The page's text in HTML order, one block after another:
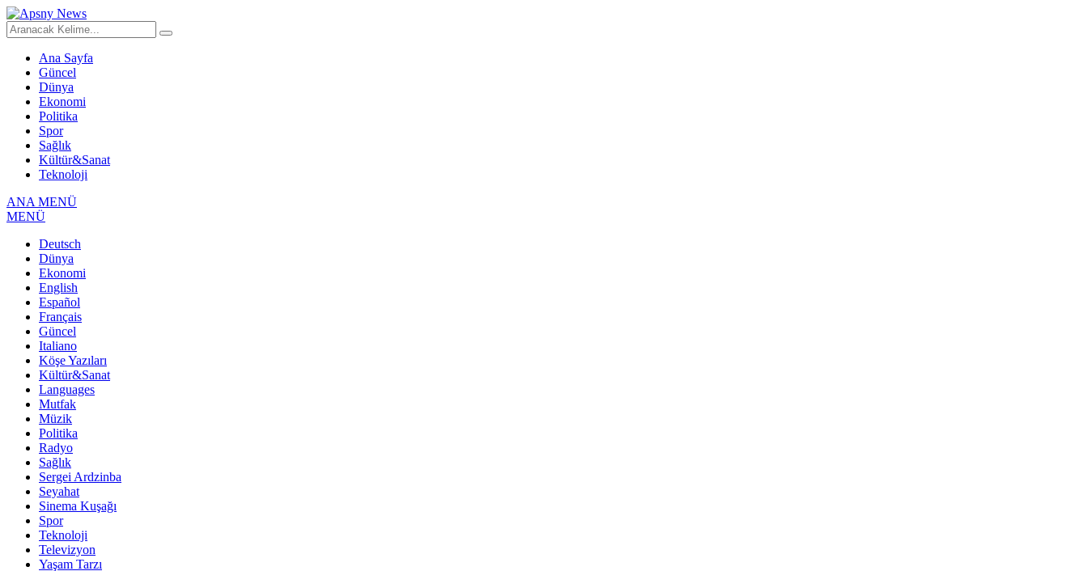
Ana Sayfa
Güncel
Dünya
Ekonomi
Politika
Spor
Sağlık
Kültür&Sanat
Teknoloji
ANA MENÜ
MENÜ
Deutsch
Dünya
Ekonomi
English
Español
Français
Güncel
Italiano
Köşe Yazıları
Kültür&Sanat
Languages
Mutfak
Müzik
Politika
Radyo
Sağlık
Sergei Ardzinba
Seyahat
Sinema Kuşağı
Spor
Teknoloji
Televizyon
Yaşam Tarzı